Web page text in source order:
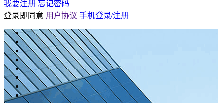
我要注册 忘记密码
登录即同意 用户协议 手机登录/注册